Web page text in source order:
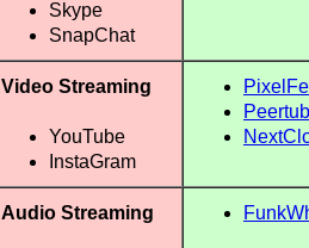
Skype
SnapChat
Video Streaming
YouTube
InstaGram
Audio Streaming